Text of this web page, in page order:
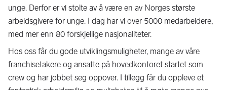
unge. Derfor er vi stolte av å være en av Norges største
arbeidsgivere for unge. I dag har vi over 5000 medarbeidere,
med mer enn 80 forskjellige nasjonaliteter.
Hos oss får du gode utviklingsmuligheter, mange av våre
franchisetakere og ansatte på hovedkontoret startet som
crew og har jobbet seg oppover. I tillegg får du oppleve et